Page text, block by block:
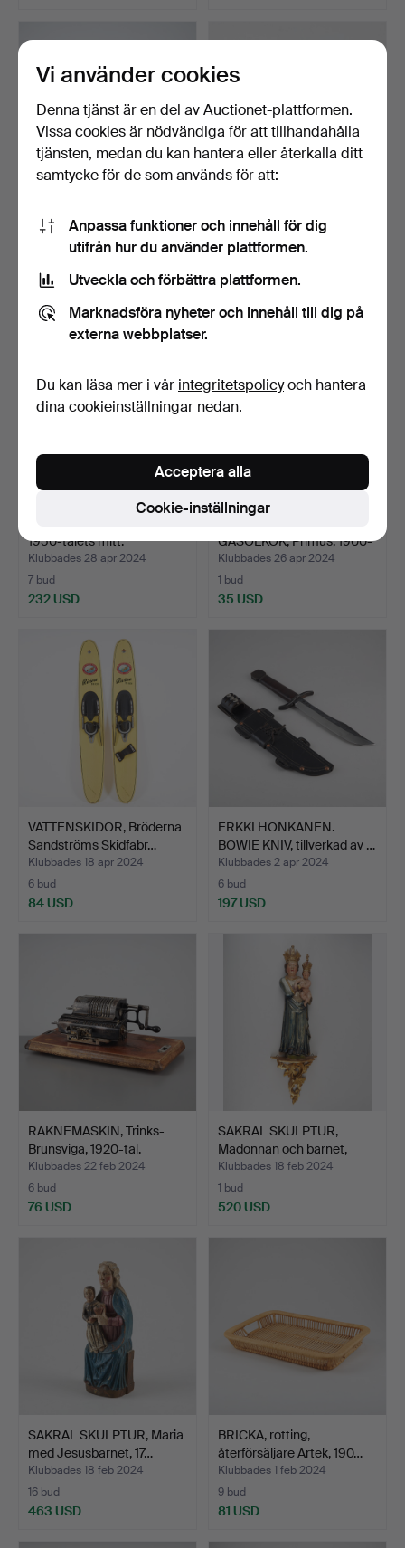
BERTEL GARDBERG.
OSTBRÄDE, Finnmade
Gardbe…
Klubbades 28 apr 2024
6 bud
TAPIO WIRKKALA.
FANERFAT, signerat TW.
195…
Klubbades 28 apr 2024
13 bud
1950-talets mitt.
Klubbades 28 apr 2024
7 bud
232 USD
GASOLKÖK, Primus, 1900-
ta…
Klubbades 26 apr 2024
1 bud
35 USD
VATTENSKIDOR, Bröderna
Sandströms Skidfabr…
Klubbades 18 apr 2024
6 bud
84 USD
ERKKI HONKANEN.
BOWIE KNIV, tillverkad av …
Klubbades 2 apr 2024
6 bud
197 USD
RÄKNEMASKIN, Trinks-
Brunsviga, 1920-tal.
Klubbades 22 feb 2024
6 bud
76 USD
SAKRAL SKULPTUR,
Madonnan och barnet,
Euro…
Klubbades 18 feb 2024
1 bud
520 USD
SAKRAL SKULPTUR, Maria
med Jesusbarnet, 17…
Klubbades 18 feb 2024
16 bud
463 USD
BRICKA, rotting,
återförsäljare Artek, 190…
Klubbades 1 feb 2024
9 bud
81 USD
Vi använder cookies
Denna tjänst är en del av Auctionet-plattformen.
Vissa cookies är nödvändiga för att tillhandahålla
tjänsten, medan du kan hantera eller återkalla ditt
samtycke för de som används för att:
Anpassa funktioner och innehåll för dig
utifrån hur du använder plattformen.
Utveckla och förbättra plattformen.
Marknadsföra nyheter och innehåll till dig på
externa webbplatser.
Du kan läsa mer i vår integritetspolicyoch hantera
dina cookieinställningar nedan.
Cookie-inställningar
Acceptera alla